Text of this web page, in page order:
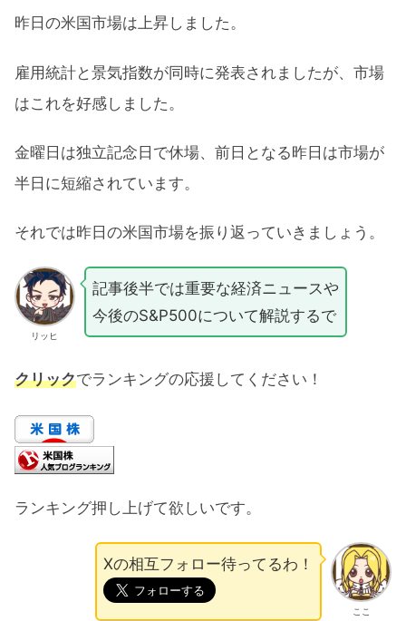
昨日の米国市場は上昇しました。
雇用統計と景気指数が同時に発表されましたが、市場
はこれを好感しました。
金曜日は独立記念日で休場、前日となる昨日は市場が
半日に短縮されています。
それでは昨日の米国市場を振り返っていきましょう。
リッヒ
記事後半では重要な経済ニュースや
今後のS&P500について解説するで
クリックでランキングの応援してください！
ランキング押し上げて欲しいです。
ここ
Xの相互フォロー待ってるわ！